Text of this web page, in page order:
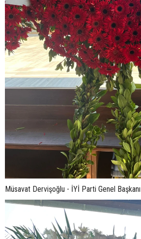
Müsavat Dervişoğlu - İYİ Parti Genel Başkanı